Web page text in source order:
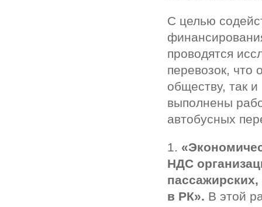
С целью
проводятся
перевозок, что
обществу, так
выполнены
автобусных
1.
НДС
в РК». В этой